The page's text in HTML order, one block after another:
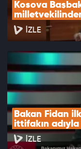
Kosova
İZLE
Bakan Fidan
ittifakın
İZLE